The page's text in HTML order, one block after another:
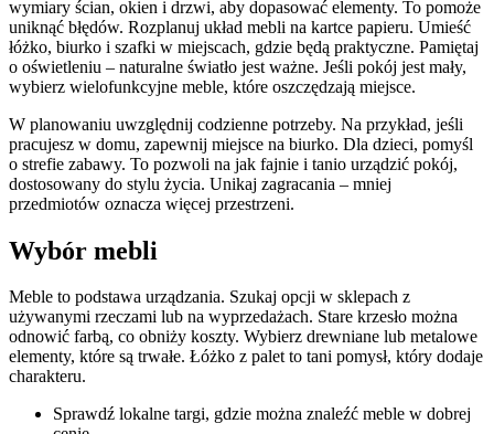
wymiary ścian, okien i drzwi, aby dopasować elementy. To pomoże
uniknąć błędów. Rozplanuj układ mebli na kartce papieru. Umieść
łóżko, biurko i szafki w miejscach, gdzie będą praktyczne. Pamiętaj
o oświetleniu – naturalne światło jest ważne. Jeśli pokój jest mały,
wybierz wielofunkcyjne meble, które oszczędzają miejsce.
W planowaniu uwzględnij codzienne potrzeby. Na przykład, jeśli
pracujesz w domu, zapewnij miejsce na biurko. Dla dzieci, pomyśl
o strefie zabawy. To pozwoli na jak fajnie i tanio urządzić pokój,
dostosowany do stylu życia. Unikaj zagracania – mniej
przedmiotów oznacza więcej przestrzeni.
Wybór mebli
Meble to podstawa urządzania. Szukaj opcji w sklepach z
używanymi rzeczami lub na wyprzedażach. Stare krzesło można
odnowić farbą, co obniży koszty. Wybierz drewniane lub metalowe
elementy, które są trwałe. Łóżko z palet to tani pomysł, który dodaje
charakteru.
Sprawdź lokalne targi, gdzie można znaleźć meble w dobrej